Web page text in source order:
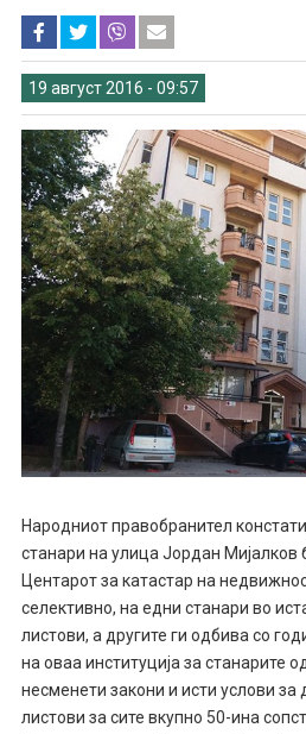
19 август 2016 - 09:57
Народниот правобранител
станари на улица Јордан Мијалков
Центарот за катастар на
селективно, на едни станари во
листови, а другите ги одбива со
на оваа институција за станарите
несменети закони и исти услови
листови за сите вкупно 50-ина